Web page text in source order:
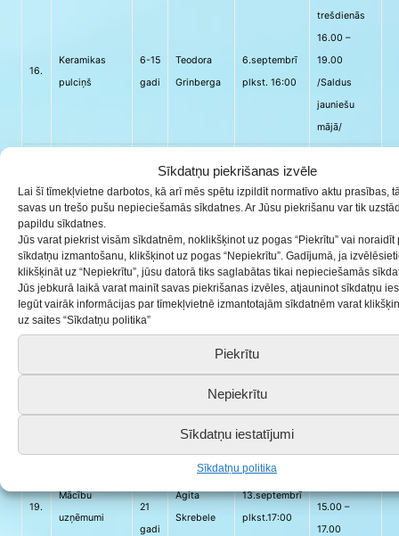
Sīkdatņu piekrišanas izvēle
Lai šī tīmekļvietne darbotos, kā arī mēs spētu izpildīt normatīvo aktu prasības,
savas un trešo pušu nepieciešamās sīkdatnes. Ar Jūsu piekrišanu var tik
papildu sīkdatnes.
Jūs varat piekrist visām sīkdatnēm, noklikšķinot uz pogas “Piekrītu” vai noraidīt
sīkdatņu izmantošanu, klikšķinot uz pogas “Nepiekrītu”. Gadījumā, ja
klikšķināt uz “Nepiekrītu”, jūsu datorā tiks saglabātas tikai nepieciešamās
Jūs jebkurā laikā varat mainīt savas piekrišanas izvēles, atjauninot sīkdatņu
Iegūt vairāk informācijas par tīmekļvietnē izmantotajām sīkdatnēm varat
uz saites “Sīkdatņu politika”
Piekrītu
Nepiekrītu
Sīkdatņu iestatījumi
Sīkdatņu politika
16.
Keramikas
pulciņš
6-15
gadi
Teodora
Grinberga
6.septembrī
plkst. 16:00
trešdienās
16.00 –
19.00
/Saldus
jauniešu
mājā/
17.
Rīta
nodarbības
bērniem
“Mazā skoliņa”
3-5
Sanita
12.septembrī
dienu 10.00
– 13:00
jauniešu
mājā/
Saldus BJC
7-19
Ilze Kļava
16.septembrī
plkst.17:00
17.00 –
19.
Mācību
uzņēmumi
21
gadi
Agita
Skrebele
13.septembrī
plkst.17:00
otrdienās
15.00 –
17.00